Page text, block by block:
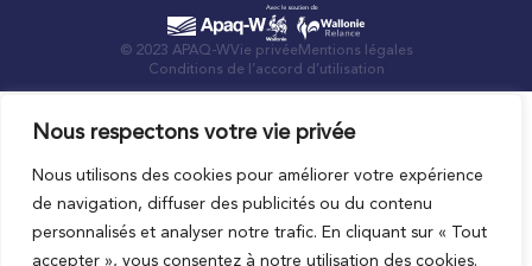
Nous respectons votre vie privée
Nous utilisons des cookies pour améliorer votre expérience
de navigation, diffuser des publicités ou du contenu
personnalisés et analyser notre trafic. En cliquant sur « Tout
accepter », vous consentez à notre utilisation des cookies.
© 2023 APAQ-WVie privée Mentions légales
Conditions de l’accord d’utilisation